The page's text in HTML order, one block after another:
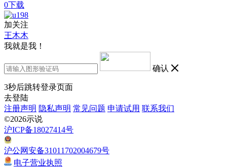
0下载
加关注
王木木
我就是我！
确认
3秒后跳转登录页面
去登陆
注册声明 隐私声明 常见问题 申请试用 联系我们
©2026示说
沪ICP备18027414号
沪公网安备31011702004679号
电子营业执照